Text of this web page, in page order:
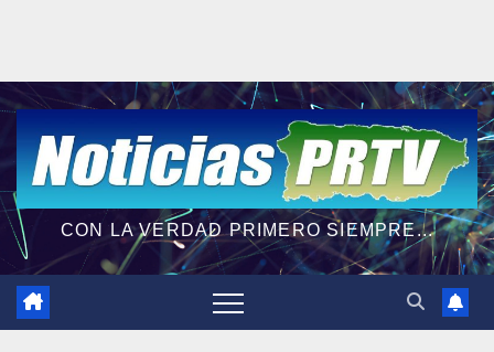
CON LA VERDAD PRIMERO SIEMPRE...